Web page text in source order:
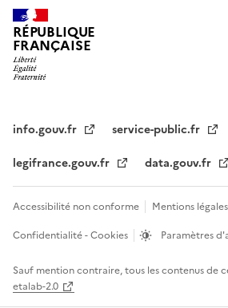
RÉPUBLIQUE
FRANÇAISE
info.gouv.fr
service-public.fr
legifrance.gouv.fr
data.gouv.fr
Accessibilité non conforme Mentions légales
Confidentialité - Cookies
Paramètres
Sauf mention contraire, tous les contenus de
etalab-2.0